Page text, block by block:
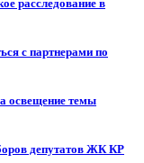
расследование в
с партнерами по
освещение темы
депутатов ЖК КР